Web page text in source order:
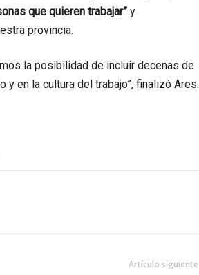
que quieren trabajar”y
provincia.
la posibilidad de incluir decenas de
en la cultura del trabajo”, finalizó Ares.
Artículo siguiente